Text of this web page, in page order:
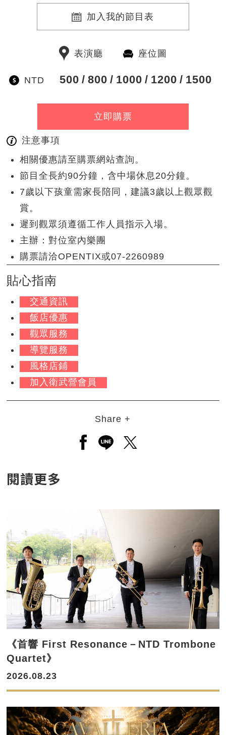
加入我的節目表
表演廳 座位圖
NTD 500 800 1000 1200 1500
立即購票
注意事項
相關優惠請至購票網站查詢。
節目全長約90分鐘，含中場休息20分鐘。
7歲以下孩童需家長陪同，建議3歲以上觀眾觀
賞。
遲到觀眾須遵循工作人員指示入場。
主辦：對位室內樂團
購票請洽OPENTIX或07-2260989
貼心指南
交通資訊
飯店優惠
觀眾服務
導覽服務
風格店鋪
加入衛武營會員
Share +
另開新視窗分享至facebook
另開新視窗分享至line
另開新視窗分享至
閱讀更多
《首響 First Resonance－NTD Trombone
Quartet》
2026.08.23